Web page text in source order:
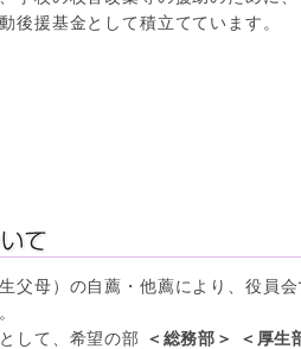
後援基金として積立てています。
父母）の自薦・他薦により、役員
して、希望の部
＜総務部＞ ＜厚生